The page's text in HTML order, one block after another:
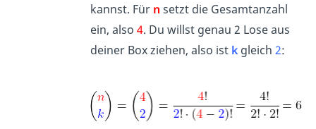
kannst. Für n setzt die Gesamtanzahl
ein, also4. Du willst genau 2 Lose aus
deiner Box ziehen, also ist k gleich2: